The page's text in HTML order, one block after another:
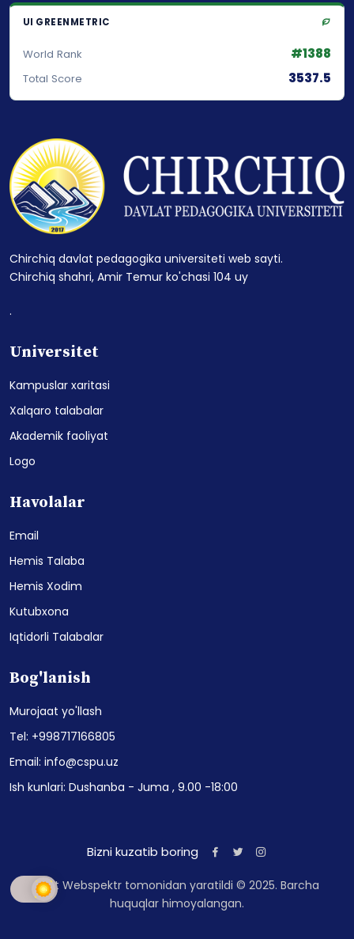
UI GREENMETRIC
World Rank #1388
Total Score 3537.5
Chirchiq davlat pedagogika universiteti web sayti.
Chirchiq shahri, Amir Temur ko'chasi 104 uy
.
Universitet
Kampuslar xaritasi
Xalqaro talabalar
Akademik faoliyat
Logo
Havolalar
Email
Hemis Talaba
Hemis Xodim
Kutubxona
Iqtidorli Talabalar
Bog'lanish
Murojaat yo'llash
Tel: +998717166805
Email: info@cspu.uz
Ish kunlari: Dushanba - Juma , 9.00 -18:00
Bizni kuzatib boring
Sayt Webspektr tomonidan yaratildi © 2025. Barcha
huquqlar himoyalangan.